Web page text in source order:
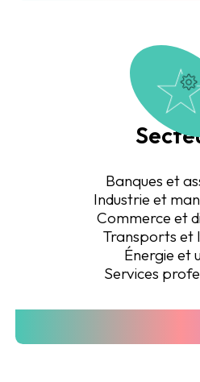
Banques et
Industrie et
Commerce et
Transports et
Énergie et
Services